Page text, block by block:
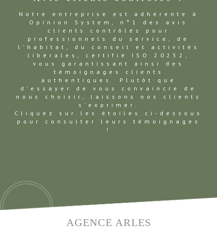
Notre entreprise est adhérente à
Opinion System, n°1 des avis
clients contrôlés pour
professionnels du service, de
l'habitat, du conseil et activités
libérales, certifié ISO 20252,
vous garantissant ainsi des
témoignages clients
authentiques. Plutôt que
d'essayer de vous convaincre de
nous choisir, laissons nos clients
s'exprimer.
Cliquez sur les étoiles ci-dessous
pour consulter leurs témoignages
!
AGENCE ARLES